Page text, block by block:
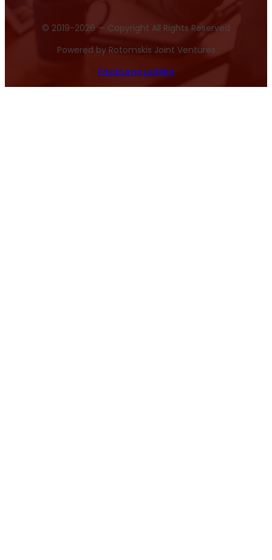
© 2019-2026 — Copyright All Rights Reserved
Powered by Rotomskis Joint Ventures
Privatumo politika